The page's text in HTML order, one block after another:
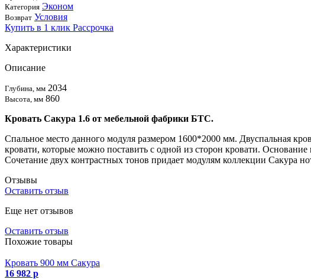
Категория Эконом
Возврат Условия
Купить в 1 клик Рассрочка
Характеристики
Описание
Глубина, мм 2034
Высота, мм 860
Кровать Сакура 1.6 от мебельной фабрики БТС.
Спальное место данного модуля размером 1600*2000 мм. Двуспальная
кровати, которые можно поставить с одной из сторон кровати.
Сочетание двух контрастных тонов придает модулям коллекции Сакура
Отзывы
Оставить отзыв
Еще нет отзывов
Оставить отзыв
Похожие товары
Кровать 900 мм Сакура
16 982 р